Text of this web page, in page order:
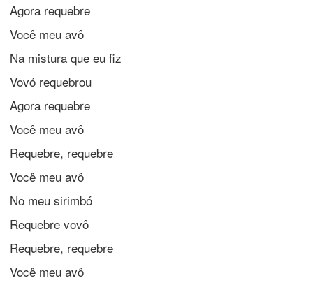
Agora requebre
Você meu avô
Na mistura que eu fiz
Vovó requebrou
Agora requebre
Você meu avô
Requebre, requebre
Você meu avô
No meu sirimbó
Requebre vovô
Requebre, requebre
Você meu avô